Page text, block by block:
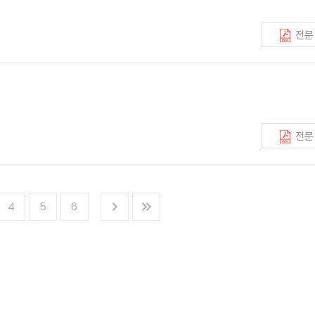
전문
전문
4 5 6